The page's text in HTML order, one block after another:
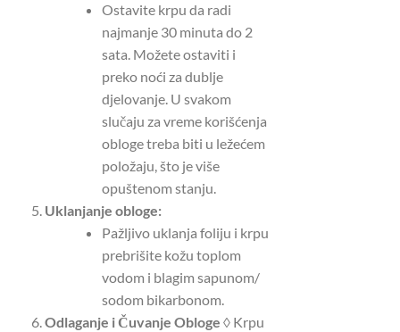
Ostavite krpu da radi
najmanje 30 minuta do 2
sata. Možete ostaviti i
preko noći za dublje
djelovanje. U svakom
slučaju za vreme korišćenja
obloge treba biti u ležećem
položaju, što je više
opuštenom stanju.
Uklanjanje obloge:
Pažljivo uklanja foliju i krpu
prebrišite kožu toplom
vodom i blagim sapunom/
sodom bikarbonom.
Odlaganje i Čuvanje Obloge ◊ Krpu